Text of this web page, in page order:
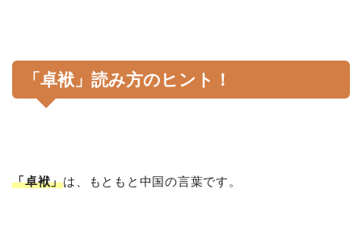
「卓袱」読み方のヒント！
「卓袱」は、もともと中国の言葉です。